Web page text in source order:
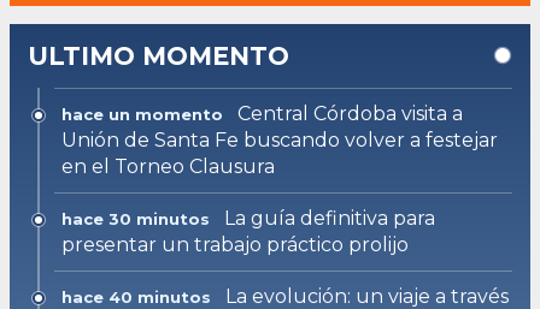
ULTIMO MOMENTO
hace un momento
Central Córdoba visita a
Unión de Santa Fe buscando volver a festejar
en el Torneo Clausura
hace 30 minutos
La guía definitiva para
presentar un trabajo práctico prolijo
hace 40 minutos
La evolución: un viaje a través